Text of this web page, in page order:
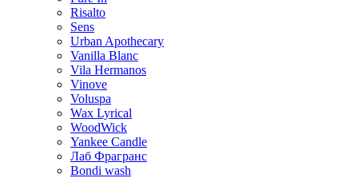
Risalto
Sens
Urban Apothecary
Vanilla Blanc
Vila Hermanos
Vinove
Voluspa
Wax Lyrical
WoodWick
Yankee Candle
Лаб Фрагранс
Bondi wash